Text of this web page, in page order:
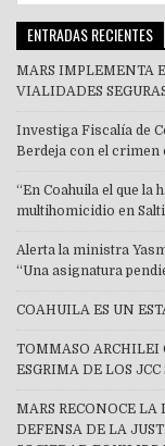
ENTRADAS RECIENTES
MARS IMPLEMENTA
VIALIDADES
Investiga Fiscalía de
Berdeja con el crimen
“En Coahuila el que la
multihomicidio en
Alerta la ministra
“Una asignatura
COAHUILA ES UN
TOMMASO ARCHILEI
ESGRIMA DE LOS
MARS RECONOCE
DEFENSA DE LA